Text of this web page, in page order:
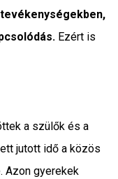
Ezért is
a szülők és a
jutott idő a közös
Azon gyerekek